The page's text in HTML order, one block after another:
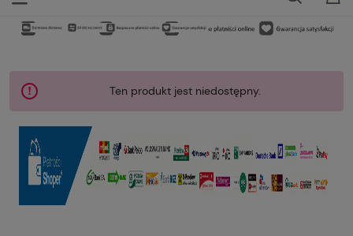
Ten produkt jest niedostępny.